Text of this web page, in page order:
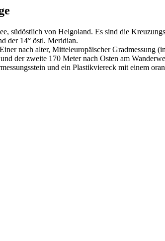
südöstlich von Helgoland. Es sind die
der 14° östl. Meridian.
nach alter, Mitteleuropäischer Gradmessung
der zweite 170 Meter nach Osten am
und ein Plastikviereck mit einem